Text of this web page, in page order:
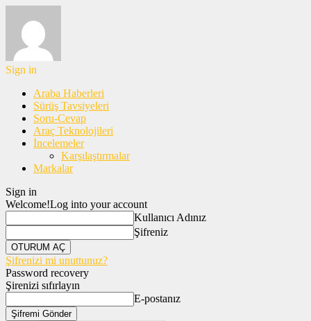
Sign in
Araba Haberleri
Sürüş Tavsiyeleri
Soru-Cevap
Araç Teknolojileri
İncelemeler
Karşılaştırmalar
Markalar
Sign in
Welcome!Log into your account
Kullanıcı Adınız
Şifreniz
Şifrenizi mi unuttunuz?
Password recovery
Şirenizi sıfırlayın
E-postanız